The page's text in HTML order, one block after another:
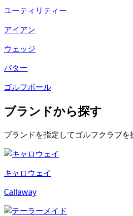
ユーティリティー
アイアン
ウェッジ
パター
ゴルフボール
ブランドから探す
ブランドを指定してゴルフクラブを
キャロウェイ
Callaway